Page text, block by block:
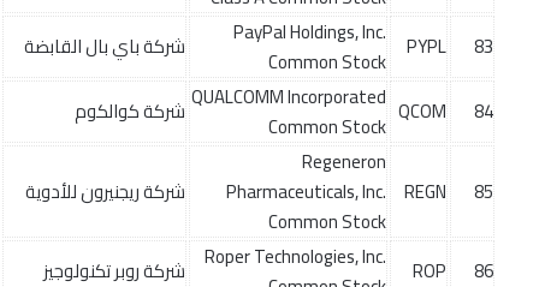
83
PYPL
PayPal Holdings, Inc.
Common Stock
شركة باي بال القابضة
84
QCOM
QUALCOMM Incorporated
Common Stock
شركة كوالكوم
85
REGN
Regeneron
Pharmaceuticals, Inc.
Common Stock
شركة ريجنيرون للأدوية
86
ROP
Roper Technologies, Inc. شركة روبر تكنولوجيز